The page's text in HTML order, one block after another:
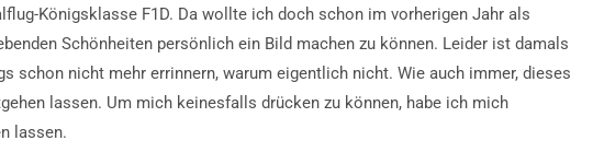
Königsklasse F1D. Da wollte ich doch schon im vorherigen Jahr als
Schönheiten persönlich ein Bild machen zu können. Leider ist damals
schon nicht mehr errinnern, warum eigentlich nicht. Wie auch immer, dieses
lassen. Um mich keinesfalls drücken zu können, habe ich mich
lassen.